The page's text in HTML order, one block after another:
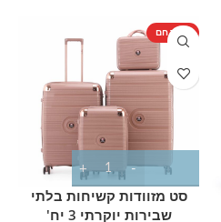
מוצר חם
סט מזוודות קשיחות בלתי
שבירות יוקרתי 3 יח'